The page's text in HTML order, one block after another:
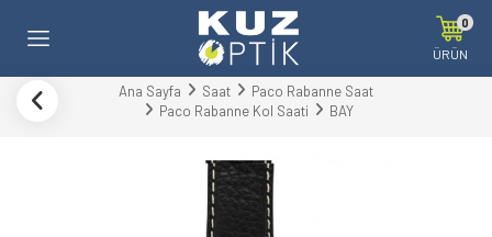
0
ÜRÜN
Ana Sayfa Saat
Paco Rabanne Saat
Paco Rabanne Kol Saati
BAY